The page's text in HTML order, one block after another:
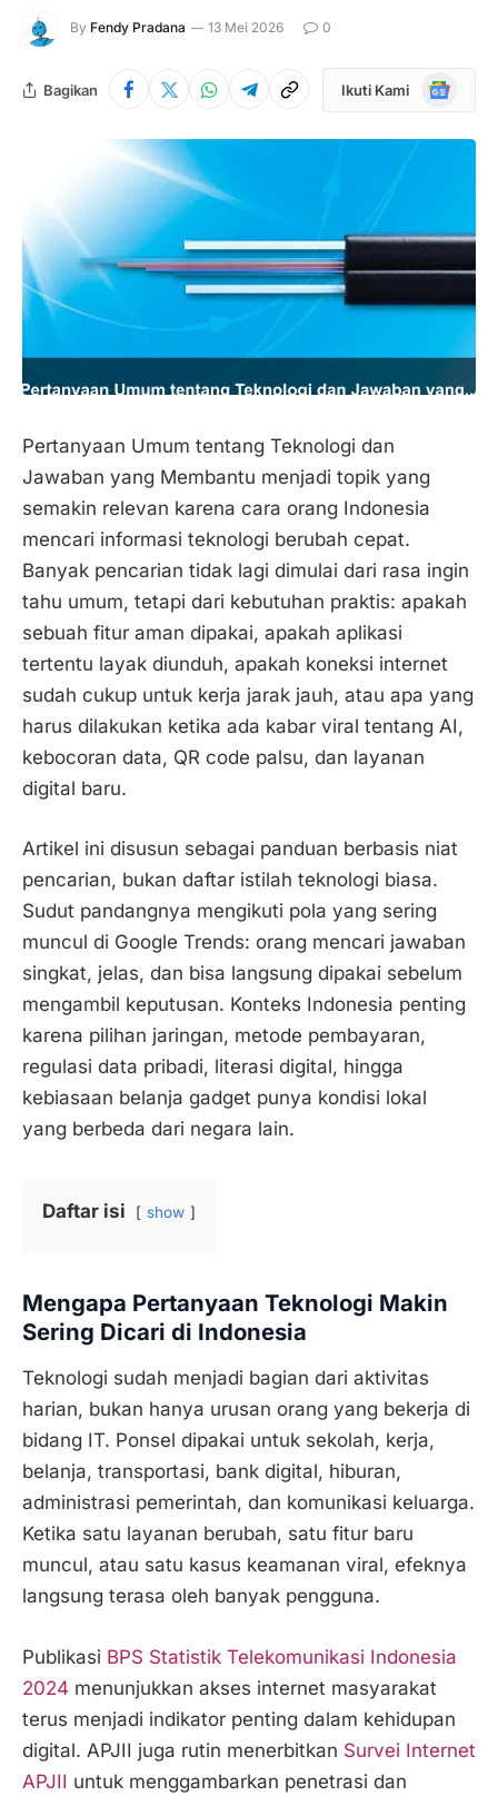
By Fendy Pradana 13 Mei 2026 0
Bagikan Ikuti Kami
Google
Pertanyaan Umum tentang Teknologi dan
Jawaban yang Membantu menjadi topik yang
semakin relevan karena cara orang Indonesia
mencari informasi teknologi berubah cepat.
Banyak pencarian tidak lagi dimulai dari rasa ingin
tahu umum, tetapi dari kebutuhan praktis: apakah
sebuah fitur aman dipakai, apakah aplikasi
tertentu layak diunduh, apakah koneksi internet
sudah cukup untuk kerja jarak jauh, atau apa yang
harus dilakukan ketika ada kabar viral tentang AI,
kebocoran data, QR code palsu, dan layanan
digital baru.
Artikel ini disusun sebagai panduan berbasis niat
pencarian, bukan daftar istilah teknologi biasa.
Sudut pandangnya mengikuti pola yang sering
muncul di Google Trends: orang mencari jawaban
singkat, jelas, dan bisa langsung dipakai sebelum
mengambil keputusan. Konteks Indonesia penting
karena pilihan jaringan, metode pembayaran,
regulasi data pribadi, literasi digital, hingga
kebiasaan belanja gadget punya kondisi lokal
yang berbeda dari negara lain.
Daftar isi show
Mengapa Pertanyaan Teknologi Makin
Sering Dicari di Indonesia
Teknologi sudah menjadi bagian dari aktivitas
harian, bukan hanya urusan orang yang bekerja di
bidang IT. Ponsel dipakai untuk sekolah, kerja,
belanja, transportasi, bank digital, hiburan,
administrasi pemerintah, dan komunikasi keluarga.
Ketika satu layanan berubah, satu fitur baru
muncul, atau satu kasus keamanan viral, efeknya
langsung terasa oleh banyak pengguna.
Publikasi BPS Statistik Telekomunikasi Indonesia
2024 menunjukkan akses internet masyarakat
terus menjadi indikator penting dalam kehidupan
digital. APJII juga rutin menerbitkan Survei Internet
APJII untuk menggambarkan penetrasi dan